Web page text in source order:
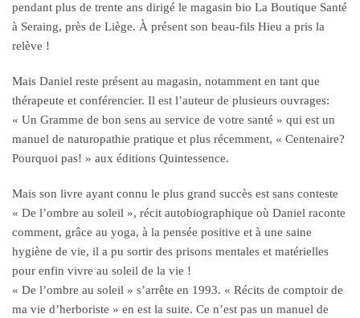
pendant plus de trente ans dirigé le magasin bio La Boutique Santé
à Seraing, près de Liège. À présent son beau-fils Hieu a pris la
relève !
Mais Daniel reste présent au magasin, notamment en tant que
thérapeute et conférencier. Il est l’auteur de plusieurs ouvrages:
« Un Gramme de bon sens au service de votre santé » qui est un
manuel de naturopathie pratique et plus récemment, « Centenaire?
Pourquoi pas! » aux éditions Quintessence.
Mais son livre ayant connu le plus grand succès est sans conteste
« De l’ombre au soleil », récit autobiographique où Daniel raconte
comment, grâce au yoga, à la pensée positive et à une saine
hygiène de vie, il a pu sortir des prisons mentales et matérielles
pour enfin vivre au soleil de la vie !
« De l’ombre au soleil » s’arrête en 1993. « Récits de comptoir de
ma vie d’herboriste » en est la suite. Ce n’est pas un manuel de